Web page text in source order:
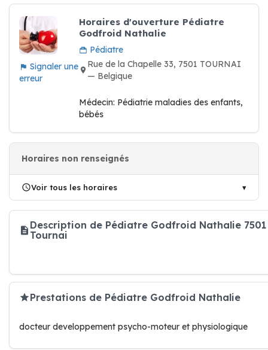
Signaler une
erreur
Horaires d'ouverture Pédiatre
Godfroid Nathalie
Pédiatre
Rue de la Chapelle 33, 7501 TOURNAI
— Belgique
Médecin: Pédiatrie maladies des enfants,
bébés
Horaires non renseignés
Voir tous les horaires
Description de Pédiatre Godfroid Nathalie 7501
Tournai
Prestations de Pédiatre Godfroid Nathalie
docteur developpement psycho-moteur et physiologique